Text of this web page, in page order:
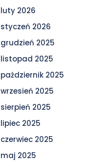
luty 2026
styczeń 2026
grudzień 2025
listopad 2025
październik 2025
wrzesień 2025
sierpień 2025
lipiec 2025
czerwiec 2025
maj 2025